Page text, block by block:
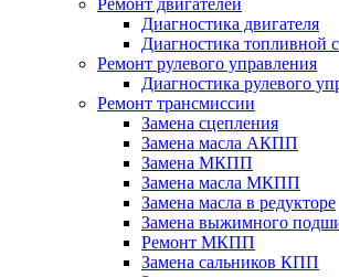
Ремонт двигателей
Диагностика двигателя
Диагностика топливной
Ремонт рулевого управления
Диагностика рулевого
Ремонт трансмиссии
Замена сцепления
Замена масла АКПП
Замена МКПП
Замена масла МКПП
Замена масла в редукторе
Замена выжимного
Ремонт МКПП
Замена сальников КПП